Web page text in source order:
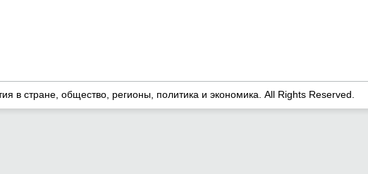
в стране, общество, регионы, политика и экономика. All Rights Reserved.